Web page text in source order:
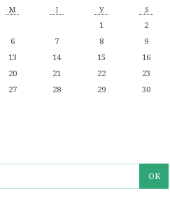
M J V S
1
2
6 7 8
9
13 14 15
16
20 21 22
23
27 28 29
30